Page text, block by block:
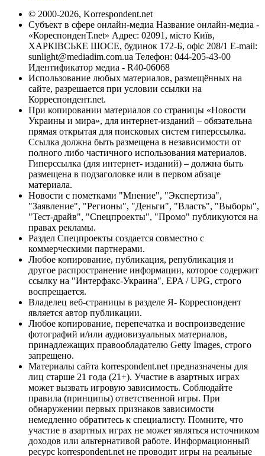
© 2000-2026, Korrespondent.net
Субъект в сфере онлайн-медиа Название онлайн-медиа -
«КореспонденТ.net» Адрес: 02091, місто Київ,
ХАРКІВСЬКЕ ШОСЕ, будинок 172-Б, офіс 208/1 E-mail:
sunlight@mediadim.com.ua Телефон: 044-205-43-00
Идентификатор медиа - R40-06068
Использование любых материалов, размещённых на
сайте, разрешается при условии ссылки на
Корреспондент.net.
При копировании материалов со страницы «Новости
Украины и мира», для интернет-изданий – обязательна
прямая открытая для поисковых систем гиперссылка.
Ссылка должна быть размещена в независимости от
полного либо частичного использования материалов.
Гиперссылка (для интернет- изданий) – должна быть
размещена в подзаголовке или в первом абзаце
материала.
Новости с пометками "Мнение", "Экспертиза",
"Заявление", "Регионы", "Деньги", "Власть", "Выборы",
"Тест-драйв", "Спецпроекты", "Промо" публикуются на
правах рекламы.
Раздел Спецпроекты создается совместно с
коммерческими партнерами.
Любое копирование, публикация, републикация и
другое распространение информации, которое содержит
ссылку на "Интерфакс-Украина", EPA / UPG, строго
воспрещается.
Владелец веб-страницы в разделе Я- Корреспондент
является автор публикации.
Любое копирование, перепечатка и воспроизведение
фотографий и/или аудиовизуальных материалов,
принадлежащих правообладателю Getty Images, строго
запрещено.
Материалы сайта korrespondent.net предназначены для
лиц старше 21 года (21+). Участие в азартных играх
может вызвать игровую зависимость. Соблюдайте
правила (принципы) ответственной игры. При
обнаружении первых признаков зависимости
немедленно обратитесь к специалисту. Помните, что
участие в азартных играх не может являться источником
доходов или альтернативой работе. Информационный
ресурс korrespondent.net не проводит игры на реальные